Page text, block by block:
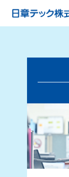
BOU
事業内容